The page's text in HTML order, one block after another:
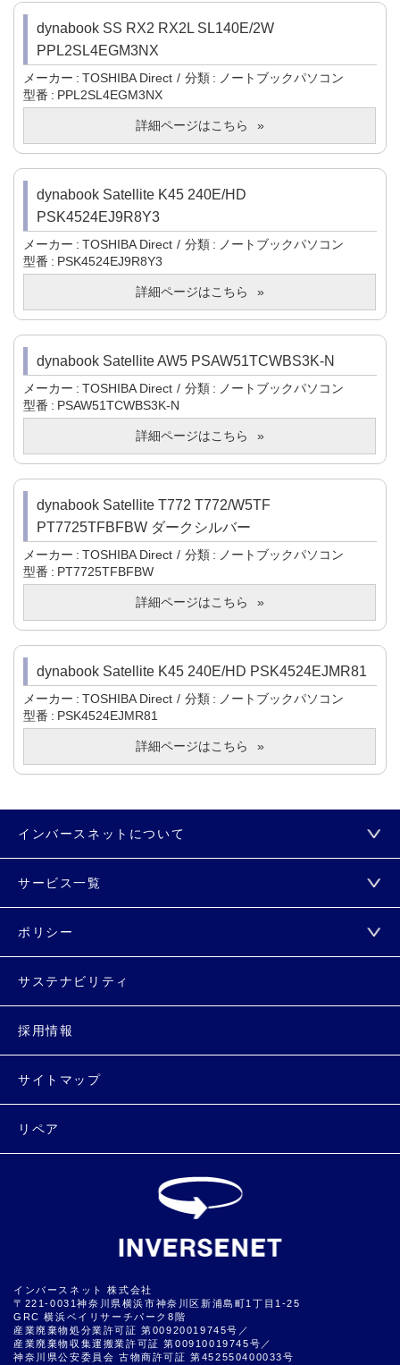
dynabook SS RX2 RX2L SL140E/2W
PPL2SL4EGM3NX
メーカー TOSHIBA Direct 分類
ノートブックパソコン
型番
PPL2SL4EGM3NX
詳細ページはこちら
dynabook Satellite K45 240E/HD
PSK4524EJ9R8Y3
メーカー TOSHIBA Direct 分類
ノートブックパソコン
型番
PSK4524EJ9R8Y3
詳細ページはこちら
dynabook Satellite AW5 PSAW51TCWBS3K-N
メーカー TOSHIBA Direct 分類
ノートブックパソコン
型番
PSAW51TCWBS3K-N
詳細ページはこちら
dynabook Satellite T772 T772/W5TF
PT7725TFBFBW ダークシルバー
メーカー TOSHIBA Direct 分類
ノートブックパソコン
型番
PT7725TFBFBW
詳細ページはこちら
dynabook Satellite K45 240E/HD PSK4524EJMR81
メーカー TOSHIBA Direct 分類
ノートブックパソコン
型番
PSK4524EJMR81
詳細ページはこちら
インバースネットについて
サービス一覧
ポリシー
サステナビリティ
採用情報
サイトマップ
リペア
インバースネット 株式会社
〒221-0031神奈川県横浜市神奈川区新浦島町1丁目1-25
GRC 横浜ベイリサーチパーク8階
産業廃棄物処分業許可証 第00920019745号／
産業廃棄物収集運搬業許可証 第00910019745号／
神奈川県公安委員会 古物商許可証 第452550400033号